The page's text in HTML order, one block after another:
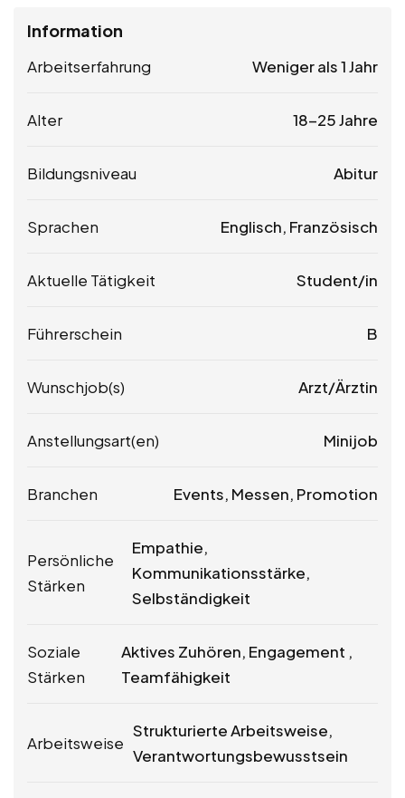
Information
Arbeitserfahrung Weniger als 1 Jahr
Alter 18-25 Jahre
Bildungsniveau Abitur
Sprachen Englisch, Französisch
Aktuelle Tätigkeit Student/in
Führerschein B
Wunschjob(s) Arzt/Ärztin
Anstellungsart(en) Minijob
Branchen Events, Messen, Promotion
Persönliche
Stärken
Empathie,
Kommunikationsstärke,
Selbständigkeit
Soziale
Stärken
Aktives Zuhören, Engagement ,
Teamfähigkeit
Arbeitsweise
Strukturierte Arbeitsweise,
Verantwortungsbewusstsein